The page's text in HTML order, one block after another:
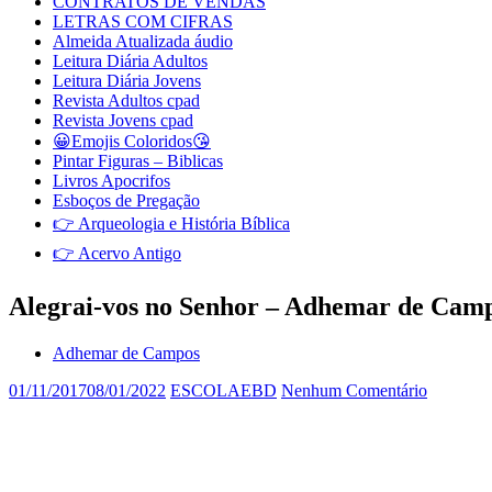
LETRAS COM CIFRAS
Almeida Atualizada áudio
Leitura Diária Adultos
Leitura Diária Jovens
Revista Adultos cpad
Revista Jovens cpad
😀Emojis Coloridos😘
Pintar Figuras – Biblicas
Livros Apocrifos
Esboços de Pregação
👉 Arqueologia e História Bíblica
👉 Acervo Antigo
Alegrai-vos no Senhor – Adhemar de
Adhemar de Campos
01/11/201708/01/2022 ESCOLAEBD Nenhum Comentário